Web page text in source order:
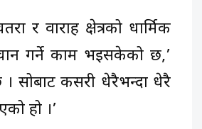
र वाराह क्षेत्रको धार्मिक
गर्ने काम भइसकेको छ,’
सोबाट कसरी धेरैभन्दा धेरै
हो ।’